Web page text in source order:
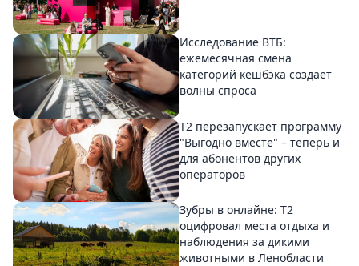
Исследование ВТБ:
ежемесячная смена
категорий кешбэка создает
волны спроса
Т2 перезапускает программу
"Выгодно вместе" – теперь и
для абонентов других
операторов
Зубры в онлайне: Т2
оцифровал места отдыха и
наблюдения за дикими
животными в Ленобласти